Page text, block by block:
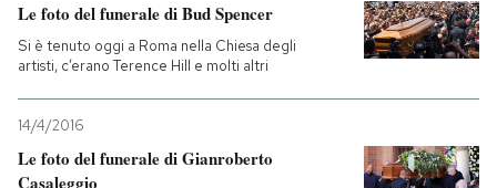
Le foto del funerale di Bud Spencer
Si è tenuto oggi a Roma nella Chiesa degli
artisti, c’erano Terence Hill e molti altri
14/4/2016
Le foto del funerale di Gianroberto
Casaleggio